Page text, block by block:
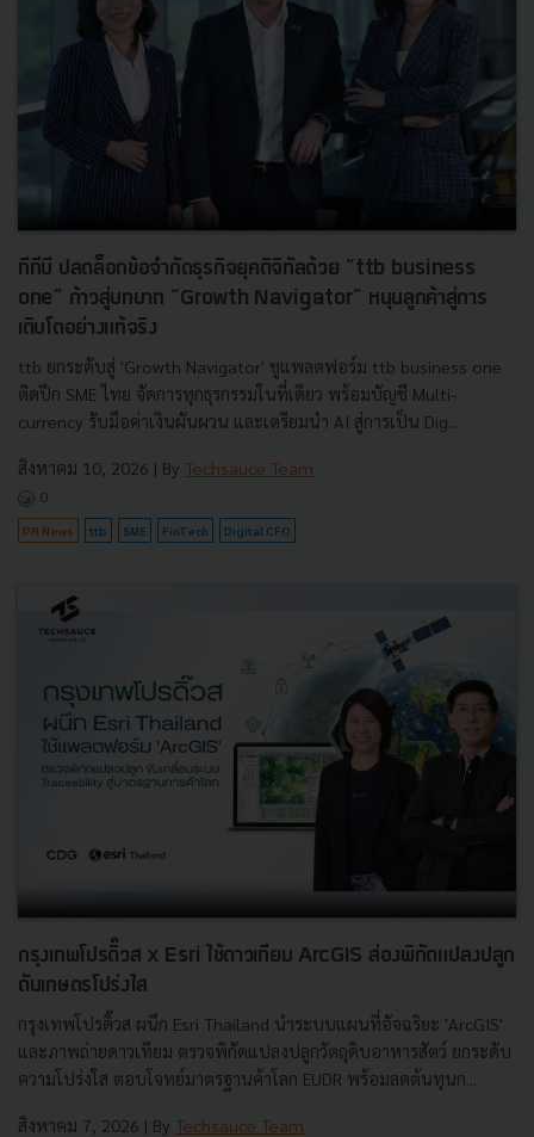
ทีทีบี ปลดล็อกข้อจำกัดธุรกิจยุคดิจิทัลด้วย “ttb business
one” ก้าวสู่บทบาท “Growth Navigator” หนุนลูกค้าสู่การ
เติบโตอย่างแท้จริง
ttb ยกระดับสู่ 'Growth Navigator' ชูแพลตฟอร์ม ttb business one
ติดปีก SME ไทย จัดการทุกธุรกรรมในที่เดียว พร้อมบัญชี Multi-
currency รับมือค่าเงินผันผวน และเตรียมนำ AI สู่การเป็น Dig...
สิงหาคม 10, 2026 | By Techsauce Team
0
PR News ttb SME FinTech Digital CFO
กรุงเทพโปรดิ๊วส x Esri ใช้ดาวเทียม ArcGIS ส่องพิกัดแปลงปลูก
ดันเกษตรโปร่งใส
กรุงเทพโปรดิ๊วส ผนึก Esri Thailand นำระบบแผนที่อัจฉริยะ 'ArcGIS'
และภาพถ่ายดาวเทียม ตรวจพิกัดแปลงปลูกวัตถุดิบอาหารสัตว์ ยกระดับ
ความโปร่งใส ตอบโจทย์มาตรฐานค้าโลก EUDR พร้อมลดต้นทุนก...
สิงหาคม 7, 2026 | By Techsauce Team